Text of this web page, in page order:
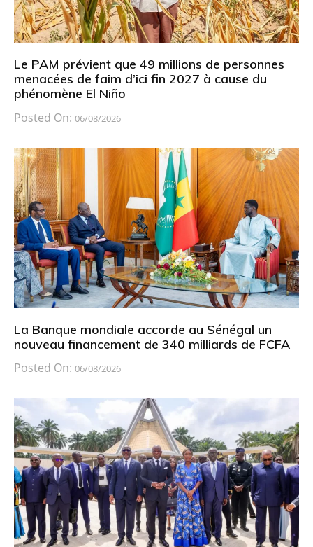
Le PAM prévient que 49 millions de personnes
menacées de faim d’ici fin 2027 à cause du
phénomène El Niño
Posted On: 06/08/2026
La Banque mondiale accorde au Sénégal un
nouveau financement de 340 milliards de FCFA
Posted On: 06/08/2026